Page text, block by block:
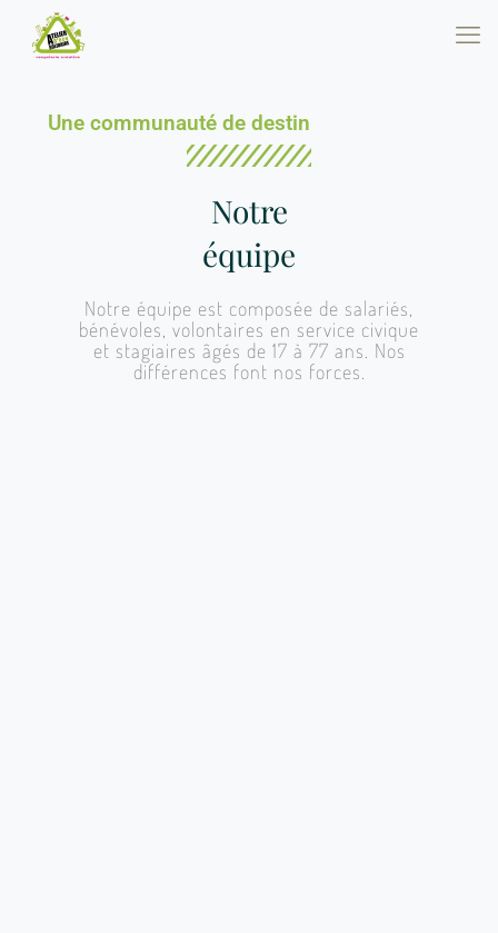
Une communauté de destin
Notre
équipe
Notre équipe est composée de salariés,
bénévoles, volontaires en service civique
et stagiaires âgés de 17 à 77 ans. Nos
différences font nos forces.